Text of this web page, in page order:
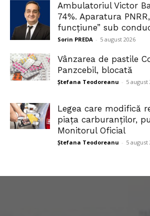
Ambulatoriul Victor
74%. Aparatura
funcțiune” sub
Sorin PREDA - 5 august 2026
Vânzarea de pastile
Panzcebil, blocată
Ștefana Teodoreanu - 5 august
Legea care modifică
piața carburanților,
Monitorul Oficial
Ștefana Teodoreanu - 5 august